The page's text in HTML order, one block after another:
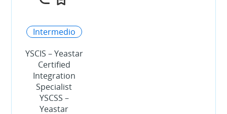
Intermedio
YSCIS – Yeastar
Certified
Integration
Specialist
YSCSS –
Yeastar